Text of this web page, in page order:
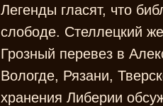
Легенды гласят, что
слободе. Стеллецкий
Грозный перевез в
Вологде, Рязани,
хранения Либерии